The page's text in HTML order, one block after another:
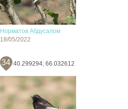
Норматов Абдусалом
18/05/2022
34 40.299294; 66.032612